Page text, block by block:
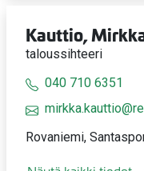
Kauttio,
taloussihteeri
040 710 6351
Rovaniemi,